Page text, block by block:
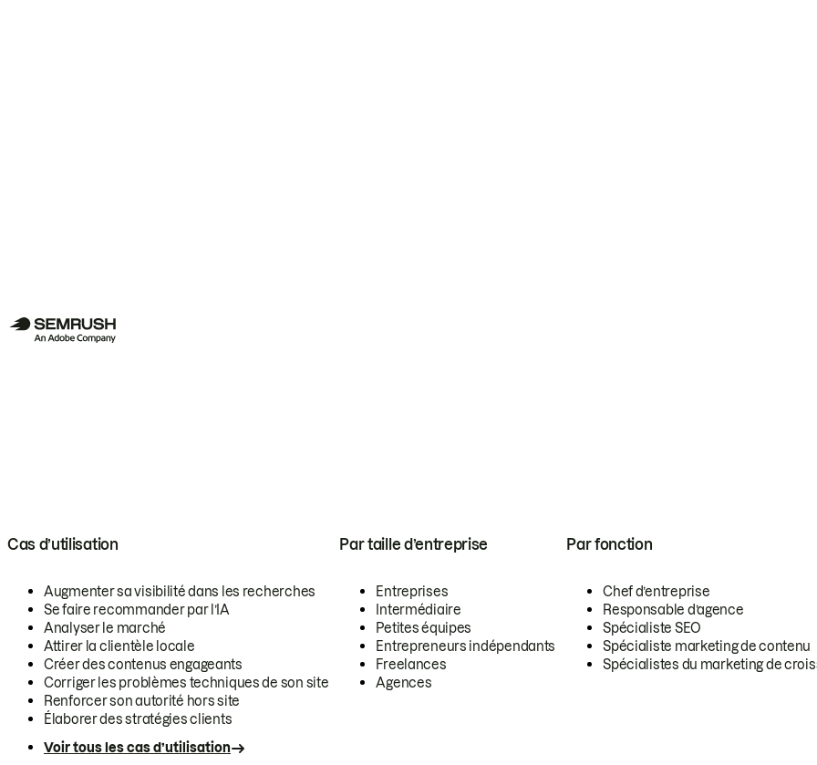
Cas d’utilisation
Augmenter sa visibilité dans les recherches
Se faire recommander par l’IA
Analyser le marché
Attirer la clientèle locale
Créer des contenus engageants
Corriger les problèmes techniques de son site
Renforcer son autorité hors site
Élaborer des stratégies clients
Voir tous les cas d’utilisation
Par taille d’entreprise
Entreprises
Intermédiaire
Petites équipes
Entrepreneurs indépendants
Freelances
Agences
Par fonction
Chef d’entreprise
Responsable d’agence
Spécialiste SEO
Spécialiste marketing de contenu
Spécialistes du marketing de